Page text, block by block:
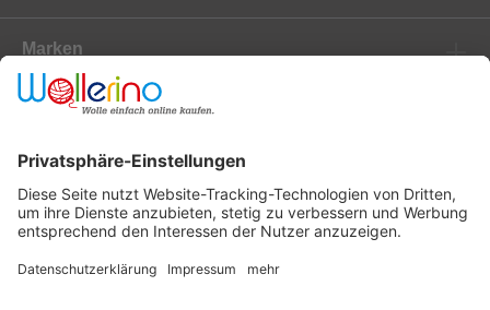
Marken
Newsletter
Versanddienstleister